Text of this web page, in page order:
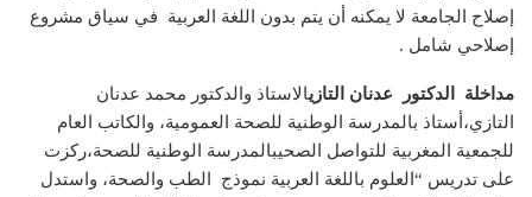
إصلاح الجامعة لا يمكنه أن يتم بدون اللغة العربية في سياق مشروع
إصلاحي شامل .
مداخلة الدكتور عدنان التازيالاستاذ والدكتور محمد عدنان
التازي،أستاذ بالمدرسة الوطنية للصحة العمومية، والكاتب العام
للجمعية المغربية للتواصل الصحيبالمدرسة الوطنية للصحة،ركزت
على تدريس “العلوم باللغة العربية نموذج الطب والصحة، واستدل